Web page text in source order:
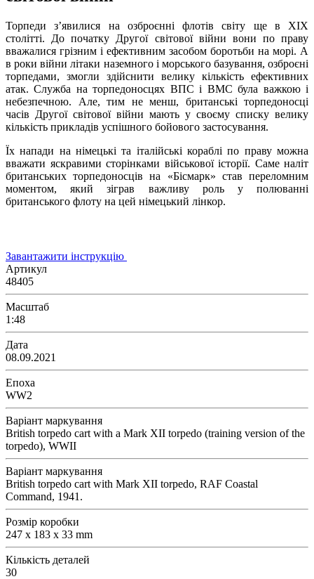
Торпеди з’явилися на озброєнні флотів світу ще в XIX
столітті. До початку Другої світової війни вони по праву
вважалися грізним і ефективним засобом боротьби на морі. А
в роки війни літаки наземного і морського базування, озброєні
торпедами, змогли здійснити велику кількість ефективних
атак. Служба на торпедоносцях ВПС і ВМС була важкою і
небезпечною. Але, тим не менш, британські торпедоносці
часів Другої світової війни мають у своєму списку велику
кількість прикладів успішного бойового застосування.
Їх напади на німецькі та італійські кораблі по праву можна
вважати яскравими сторінками військової історії. Саме наліт
британських торпедоносців на «Бісмарк» став переломним
моментом, який зіграв важливу роль у полюванні
британського флоту на цей німецький лінкор.
Завантажити інструкцію
Артикул
48405
Масштаб
1:48
Дата
08.09.2021
Епоха
WW2
Варіант маркування
British torpedo cart with a Mark XII torpedo (training version of the
torpedo), WWII
Варіант маркування
British torpedo cart with Mark XII torpedo, RAF Coastal
Command, 1941.
Розмір коробки
247 x 183 x 33 mm
Кількість деталей
30